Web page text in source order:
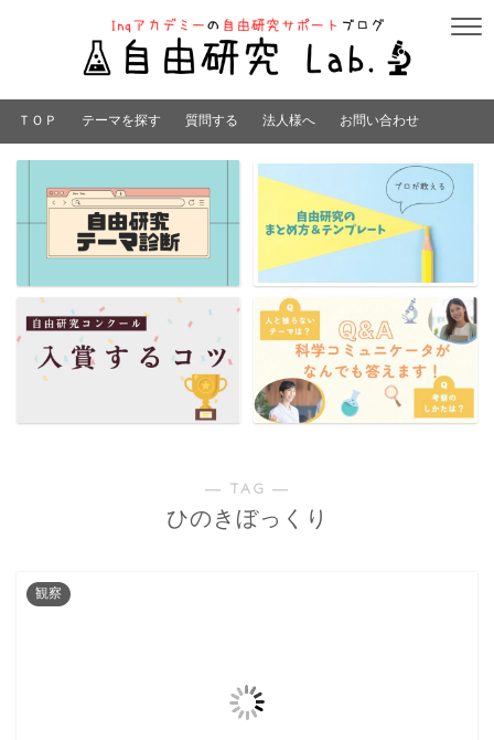
ＴＯＰ テーマを探す 質問する 法人様へ お問い合わせ
― TAG ―
ひのきぼっくり
観察